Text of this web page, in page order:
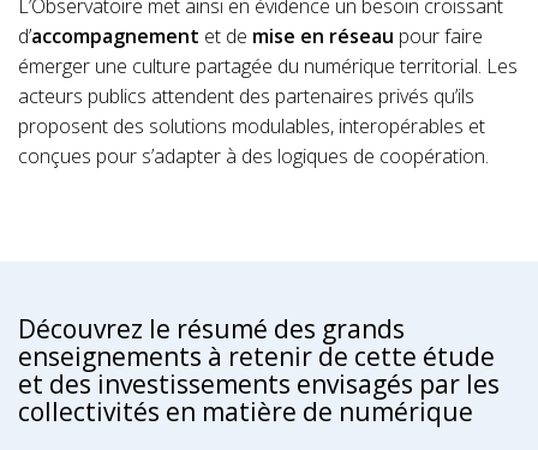
L’Observatoire met ainsi en évidence un besoin croissant
d’accompagnement et de mise en réseau pour faire
émerger une culture partagée du numérique territorial. Les
acteurs publics attendent des partenaires privés qu’ils
proposent des solutions modulables, interopérables et
conçues pour s’adapter à des logiques de coopération.
Découvrez le résumé des grands
enseignements à retenir de cette étude
et des investissements envisagés par les
collectivités en matière de numérique